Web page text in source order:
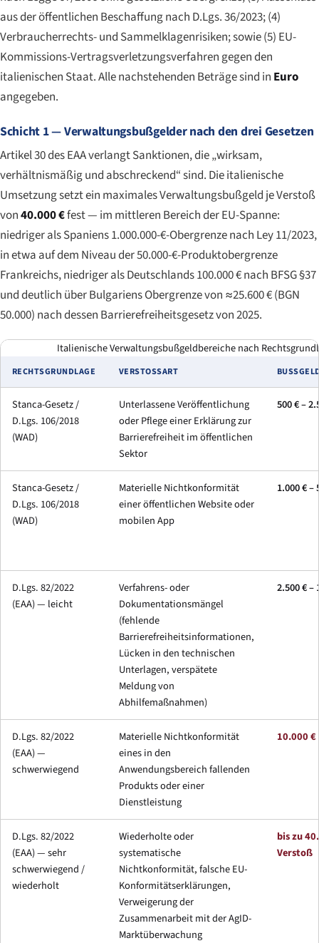
aus der öffentlichen Beschaffung nach D.Lgs. 36/2023; (4)
Verbraucherrechts- und Sammelklagenrisiken; sowie (5) EU-
Kommissions-Vertragsverletzungsverfahren gegen den
italienischen Staat. Alle nachstehenden Beträge sind in Euro
angegeben.
Schicht 1 — Verwaltungsbußgelder nach den drei Gesetzen
Artikel 30 des EAA verlangt Sanktionen, die „wirksam,
verhältnismäßig und abschreckend“ sind. Die italienische
Umsetzung setzt ein maximales Verwaltungsbußgeld je Verstoß
von40.000 €fest — im mittleren Bereich der EU-Spanne:
niedriger als Spaniens 1.000.000-€-Obergrenze nach Ley 11/2023,
in etwa auf dem Niveau der 50.000-€-Produktobergrenze
Frankreichs, niedriger als Deutschlands 100.000 € nach BFSG §37
und deutlich über Bulgariens Obergrenze von ≈25.600 € (BGN
50.000) nach dessen Barrierefreiheitsgesetz von 2025.
Italienische Verwaltungsbußgeldbereiche nach
RECHTSGRUNDLAGE VERSTOSSART
Stanca-Gesetz /
D.Lgs. 106/2018
(WAD)
Unterlassene Veröffentlichung
oder Pflege einer Erklärung zur
Barrierefreiheit im öffentlichen
Sektor
500 € –
Stanca-Gesetz /
D.Lgs. 106/2018
(WAD)
Materielle Nichtkonformität
einer öffentlichen Website oder
mobilen App
1.000 € –
D.Lgs. 82/2022
(EAA) — leicht
Verfahrens- oder
Dokumentationsmängel
(fehlende
Barrierefreiheitsinformationen,
Lücken in den technischen
Unterlagen, verspätete
Meldung von
Abhilfemaßnahmen)
2.500 € –
D.Lgs. 82/2022
(EAA) —
schwerwiegend
Materielle Nichtkonformität
eines in den
Anwendungsbereich fallenden
Produkts oder einer
Dienstleistung
10.000 €
D.Lgs. 82/2022
(EAA) — sehr
schwerwiegend /
wiederholt
Wiederholte oder
systematische
Nichtkonformität, falsche EU-
Konformitätserklärungen,
Verweigerung der
Zusammenarbeit mit der AgID-
Marktüberwachung
bis zu
Verstoß